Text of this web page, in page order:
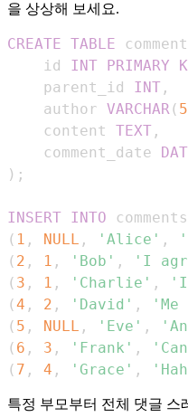
을 상상해 보세요.
CREATE TABLE
    id
INT PRIMARY
    parent_id
INT ,
    author
VARCHAR(
    content
TEXT ,
    comment_date
) ;
INSERT INTO comments
( 1 , NULL , 'Alice' ,
( 2 , 1 , 'Bob' , 'I
( 3 , 1 , 'Charlie' ,
(4 , 2 , 'David' ,
( 5 , NULL , 'Eve' ,
( 6 , 3 , 'Frank' ,
( 7 , 4 , 'Grace' ,
특정 부모부터 전체 댓글 스